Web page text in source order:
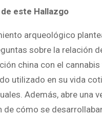
este Hallazgo
arqueológico
sobre la relación
china con el
utilizado en su vida
Además, abre una
de cómo se